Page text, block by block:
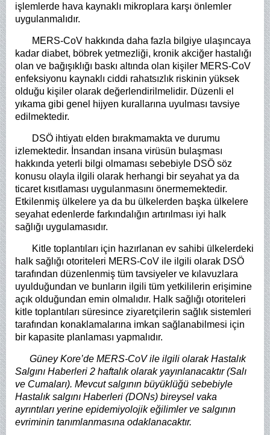
işlemlerde hava kaynaklı mikroplara karşı önlemler
uygulanmalıdır.
MERS-CoV hakkında daha fazla bilgiye ulaşıncaya
kadar diabet, böbrek yetmezliği, kronik akciğer hastalığı
olan ve bağışıklığı baskı altında olan kişiler MERS-CoV
enfeksiyonu kaynaklı ciddi rahatsızlık riskinin yüksek
olduğu kişiler olarak değerlendirilmelidir. Düzenli el
yıkama gibi genel hijyen kurallarına uyulması tavsiye
edilmektedir.
DSÖ ihtiyatı elden bırakmamakta ve durumu
izlemektedir. İnsandan insana virüsün bulaşması
hakkında yeterli bilgi olmaması sebebiyle DSÖ söz
konusu olayla ilgili olarak herhangi bir seyahat ya da
ticaret kısıtlaması uygulanmasını önermemektedir.
Etkilenmiş ülkelere ya da bu ülkelerden başka ülkelere
seyahat edenlerde farkındalığın artırılması iyi halk
sağlığı uygulamasıdır.
Kitle toplantıları için hazırlanan ev sahibi ülkelerdeki
halk sağlığı otoriteleri MERS-CoV ile ilgili olarak DSÖ
tarafından düzenlenmiş tüm tavsiyeler ve kılavuzlara
uyulduğundan ve bunların ilgili tüm yetkililerin erişimine
açık olduğundan emin olmalıdır. Halk sağlığı otoriteleri
kitle toplantıları süresince ziyaretçilerin sağlık sistemleri
tarafından konaklamalarına imkan sağlanabilmesi için
bir kapasite planlaması yapmalıdır.
Güney Kore’de MERS-CoV ile ilgili olarak Hastalık
Salgını Haberleri 2 haftalık olarak yayınlanacaktır (Salı
ve Cumaları). Mevcut salgının büyüklüğü sebebiyle
Hastalık salgını Haberleri (DONs) bireysel vaka
ayrıntıları yerine epidemiyolojik eğilimler ve salgının
evriminin tanımlanmasına odaklanacaktır.